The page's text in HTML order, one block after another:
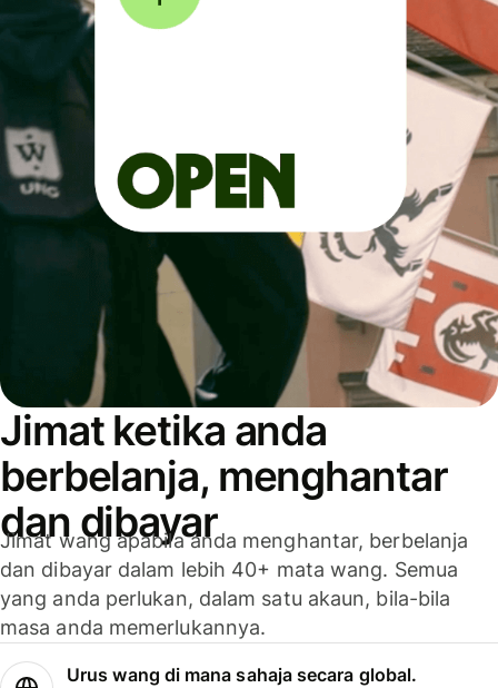
Jimat ketika anda
berbelanja, menghantar
dan dibayar
Jimat wang apabila anda menghantar, berbelanja
dan dibayar dalam lebih 40+ mata wang. Semua
yang anda perlukan, dalam satu akaun, bila-bila
masa anda memerlukannya.
Urus wang di mana sahaja secara global.